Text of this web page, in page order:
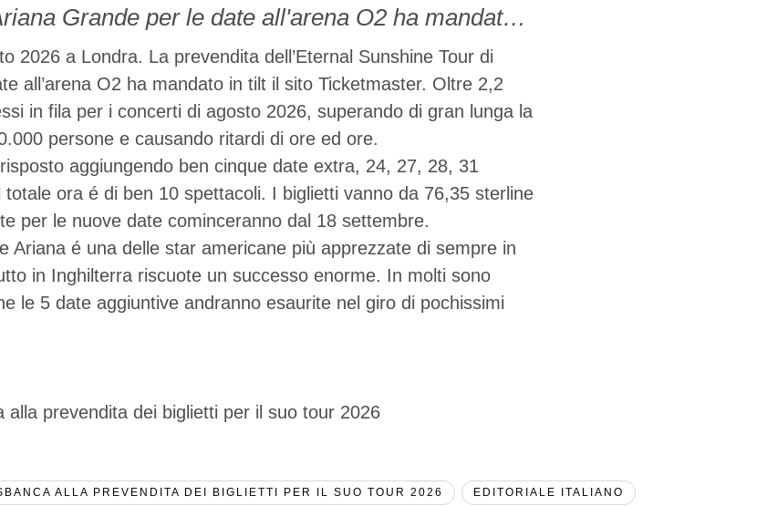
Grande per le date all'arena O2 ha mandato
Oltre 2,2 milioni di fan si sono messi in fila
2026, superando di gran lunga la capienza
persone e …
2026 a Londra. La prevendita dell’Eternal Sunshine Tour di
all’arena O2 ha mandato in tilt il sito Ticketmaster. Oltre 2,2
in fila per i concerti di agosto 2026, superando di gran lunga la
persone e causando ritardi di ore ed ore.
aggiungendo ben cinque date extra, 24, 27, 28, 31
ora é di ben 10 spettacoli. I biglietti vanno da 76,35 sterline
per le nuove date cominceranno dal 18 settembre.
Ariana é una delle star americane più apprezzate di sempre in
in Inghilterra riscuote un successo enorme. In molti sono
le 5 date aggiuntive andranno esaurite nel giro di pochissimi
ALLA PREVENDITA DEI BIGLIETTI PER IL SUO TOUR 2026 EDITORIALE ITALIANO